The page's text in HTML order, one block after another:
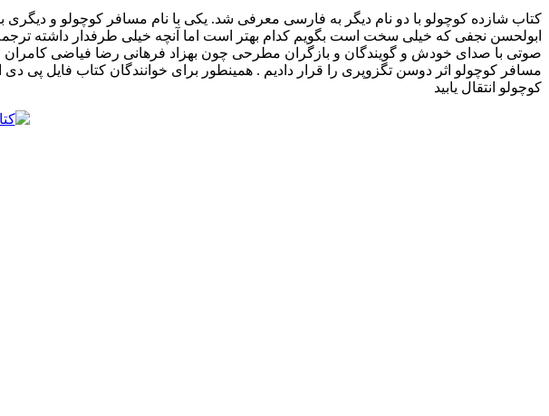
کتاب شازده کوچولو با دو نام دیگر به فارسی معرفی شد. یکی با نام مسافر کوچولو و دیگری
ابولحسن نجفی که خیلی سخت است بگویم کدام بهتر است اما آنچه خیلی طرفدار داشته
صوتی با صدای خودش و گویندگان و بازگران مطرحی چون بهزاد فرهانی رضا فیاضی
مسافر کوچولو اثر دوسن تگزوپری را قرار دادیم . همینطور برای خوانندگان کتاب فایل
کوچولو انتقال یابید